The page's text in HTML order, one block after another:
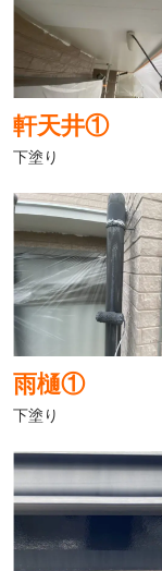
軒天井①
下塗り
雨樋①
下塗り